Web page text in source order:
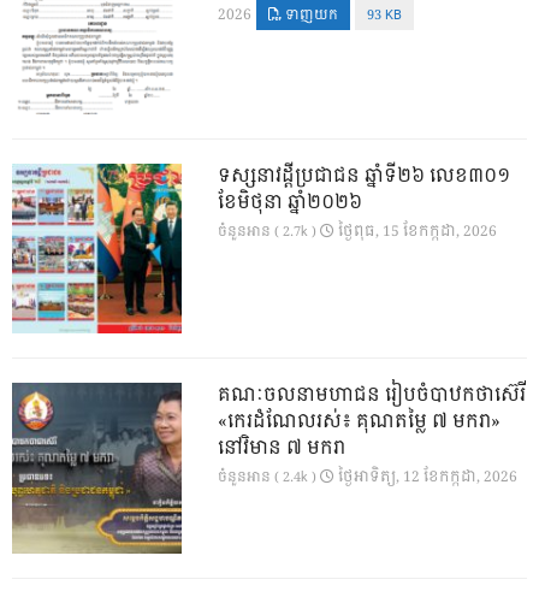
2026 ទាញយក 93 KB
ទស្សនាវដ្ដីប្រជាជន ឆ្នាំទី២៦ លេខ៣០១
ខែមិថុនា ឆ្នាំ២០២៦
ចំនួនអាន ( 2.7k ) ថ្ងៃ​ពុធ, 15 ខែ​កក្កដា, 2026
គណៈចលនាមហាជន រៀបចំបាឋកថាស៊េរី
«កេរដំណែលរស់៖ គុណតម្លៃ ៧ មករា»
នៅវិមាន ៧ មករា
ចំនួនអាន ( 2.4k ) ថ្ងៃ​អាទិត្យ, 12 ខែ​កក្កដា, 2026